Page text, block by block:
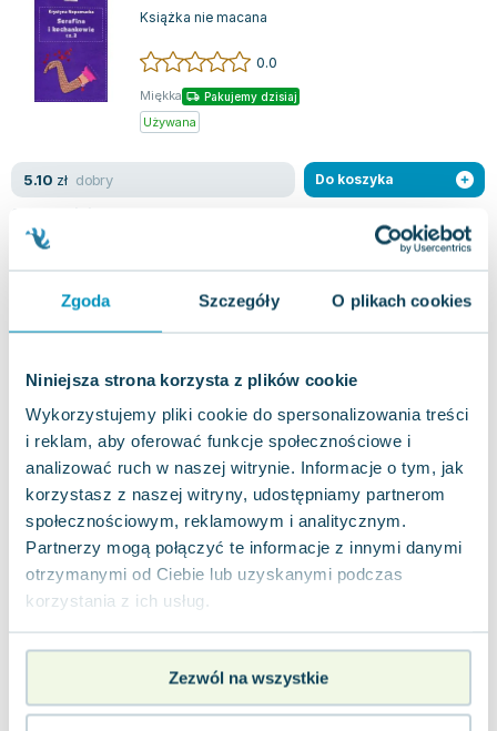
Zgoda Szczegóły O plikach cookies
Niniejsza strona korzysta z plików cookie
Wykorzystujemy pliki cookie do spersonalizowania treści
i reklam, aby oferować funkcje społecznościowe i
analizować ruch w naszej witrynie. Informacje o tym, jak
korzystasz z naszej witryny, udostępniamy partnerom
społecznościowym, reklamowym i analitycznym.
Partnerzy mogą połączyć te informacje z innymi danymi
otrzymanymi od Ciebie lub uzyskanymi podczas
korzystania z ich usług.
Zezwól na wszystkie
Książka nie macana
0.0
Miękka Pakujemy dzisiaj
Używana
5.10 zł dobry Do koszyka
Książka "Oczekiwanie" to najnowszy zbiór
Miękka Pakujemy dzisiaj
Używana Wyprzedaż
5.62 zł dobry
21.29złtaniej o 15.67zł
Do koszyka
Floryda story
Akapit Press, 2009| Krystyna Nepomucka
Szanowny Czytelniku, Przedstawiamy Ci kolejną
książkę autorstwa szanowanej pisarki Krystyny
Nepomuckiej. "Floryda Story" to tragik...
0.0
Miękka Pakujemy dzisiaj